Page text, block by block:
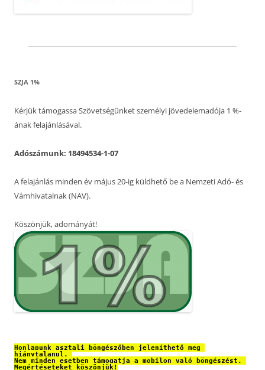
SZJA 1%
Kérjük támogassa Szövetségünket személyi jövedelemadója 1 %-
ának felajánlásával.
Adószámunk: 18494534-1-07
A felajánlás minden év május 20-ig küldhető be a Nemzeti Adó- és
Vámhivatalnak (NAV).
Köszönjük, adományát!
Honlapunk asztali böngészőben jeleníthető meg
hiánytalanul.
Nem minden esetben támogatja a mobilon való böngészést.
Megértéseteket köszönjük!